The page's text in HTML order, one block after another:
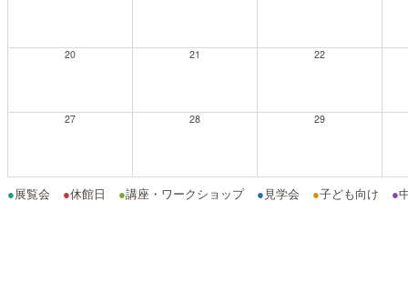
20 21 22
27 28 29
●展覧会 ●休館日 ●講座・ワークショップ ● 見学会 ●子ども向け ●